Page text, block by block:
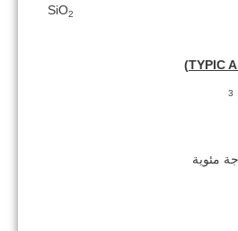
SiO2
TYPIC A
3